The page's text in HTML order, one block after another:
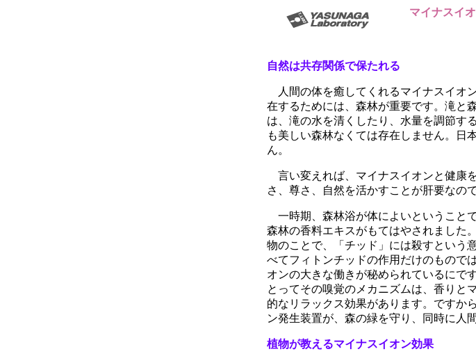
マイナスイ
自然は共存関係で保たれる
人間の体を癒してくれるマイナスイオ
在するためには、森林が重要です。滝と
は、滝の水を清くしたり、水量を調節す
も美しい森林なくては存在しません。日
ん。
言い変えれば、マイナスイオンと健康
さ、尊さ、自然を活かすことが肝要なので
一時期、森林浴が体によいということ
森林の香料エキスがもてはやされました
物のことで、「チッド」には殺すという
べてフィトンチッドの作用だけのもので
オンの大きな働きが秘められているにで
とってその嗅覚のメカニズムは、香りと
的なリラックス効果があります。ですか
ン発生装置が、森の緑を守り、同時に人
植物が教えるマイナスイオン効果